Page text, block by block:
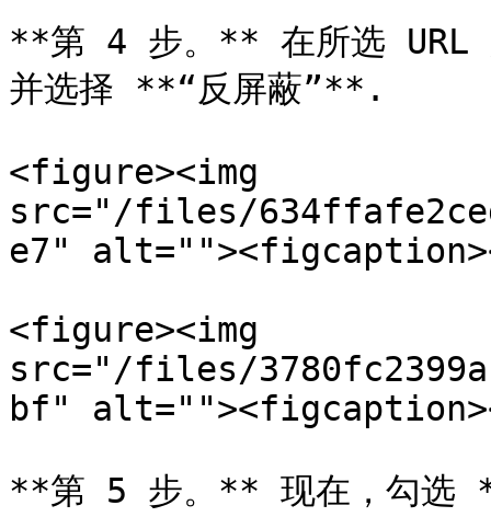
**第 4 步。** 在所选 URL
并选择 **“反屏蔽”**.
<figure><img
src="/files/
e7"
<figure><img
src="/files/
bf"
**第 5 步。** 现在，勾选